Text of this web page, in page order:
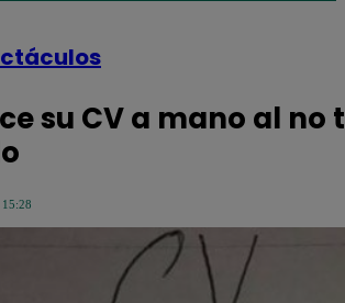
su CV a mano al
15:28